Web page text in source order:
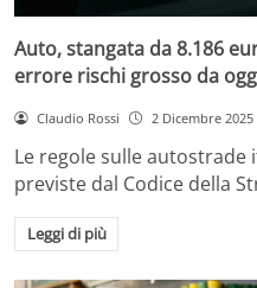
Auto, stangata da 8.186
errore rischi grosso da
Claudio Rossi 2 Dicembre 2025
Le regole sulle autostrade
previste dal Codice della
Leggi di più